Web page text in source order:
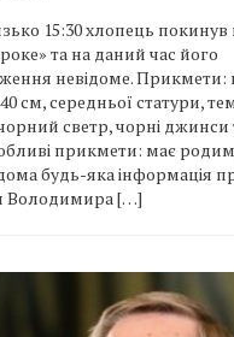
15:30 хлопець
та на даний час його
невідоме. Прикмети:
см, середньої статури,
светр, чорні джинси
прикмети: має
будь-яка інформація
Володимира […]